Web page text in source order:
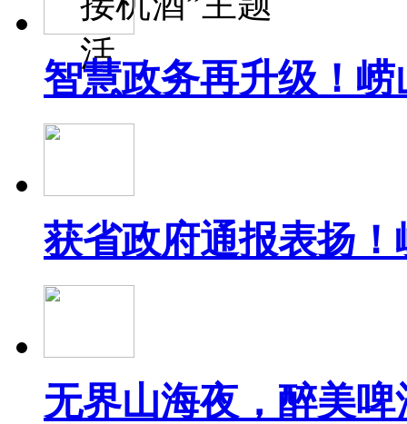
活
智慧政务再升级！
获省政府通报表扬
无界山海夜，醉美